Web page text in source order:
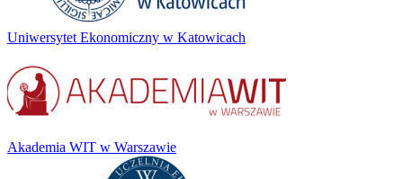
Uniwersytet Ekonomiczny w Katowicach
Akademia WIT w Warszawie